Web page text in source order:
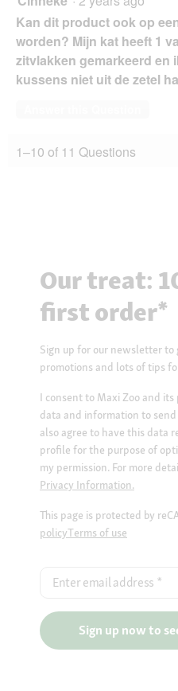
Kan dit product ook op
worden? Mijn kat heeft 1
zitvlakken gemarkeerd en
kussens niet uit de zetel
1–10 of 11 Questions
Our treat:
first order*
Sign up for our newsletter to
promotions and lots of tips
I consent to Maxi Zoo and
data and information to
also agree to have this data
profile for the purpose of
my permission. For more
Privacy Information.
This page is protected by
policyTerms of use
Enter email address *
Sign up now to